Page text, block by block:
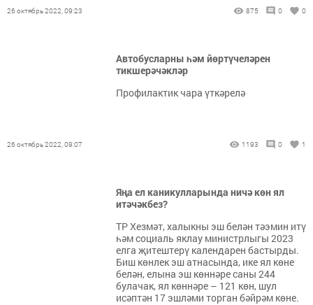
26 октябрь 2022, 09:23 875 0 0
Автобусларны һәм йөртүчеләрен
тикшерәчәкләр
Профилактик чара үткәрелә
26 октябрь 2022, 09:07 1193 0 1
Яңа ел каникулларында ничә көн ял
итәчәкбез?
ТР Хезмәт, халыкны эш белән тәэмин итү
һәм социаль яклау министрлыгы 2023
елга җитештерү календарен бастырды.
Биш көнлек эш атнасында, ике ял көне
белән, елына эш көннәре саны 244
булачак, ял көннәре – 121 көн, шул
исәптән 17 эшләми торган бәйрәм көне.